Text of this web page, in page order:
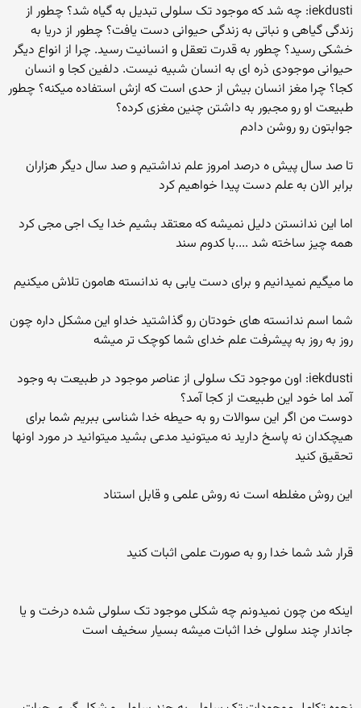
iekdusti: چه شد که موجود تک سلولی تبدیل به گیاه شد؟ چطور از
زندگی گیاهی و نباتی به زندگی حیوانی دست یافت؟ چطور از دریا به
خشکی رسید؟ چطور به قدرت تعقل و انسانیت رسید. چرا از انواع دیگر
حیوانی موجودی ذره ای به انسان شبیه نیست. دلفین کجا و انسان
کجا؟ چرا مغز انسان بیش از حدی است که ازش استفاده میکنه؟ چطور
طبیعت او رو مجبور به داشتن چنین مغزی کرده؟
جوابتون رو روشن دادم
تا صد سال پیش ه درصد امروز علم نداشتیم و صد سال دیگر هزاران
برابر الان به علم دست پیدا خواهیم کرد
اما این ندانستن دلیل نمیشه که معتقد بشیم خدا یک اجی مجی کرد
همه چیز ساخته شد ....با کدوم سند
ما میگیم نمیدانیم و برای دست یابی به ندانسته هامون تلاش میکنیم
شما اسم ندانسته های خودتان رو گذاشتید خداو این مشکل داره چون
روز به روز به پیشرفت علم خدای شما کوچک تر میشه
iekdusti: اون موجود تک سلولی از عناصر موجود در طبیعت به وجود
آمد اما خود این طبیعت از کجا آمد؟
دوست من اگر این سوالات رو به حیطه خدا شناسی ببریم شما برای
هیچکدان نه پاسخ دارید نه میتونید مدعی بشید میتوانید در مورد اونها
تحقیق کنید
این روش مغلطه است نه روش علمی و قابل استناد
قرار شد شما خدا رو به صورت علمی اثبات کنید
اینکه من چون نمیدونم چه شکلی موجود تک سلولی شده درخت و یا
جاندار چند سلولی خدا اثبات میشه بسیار سخیف است